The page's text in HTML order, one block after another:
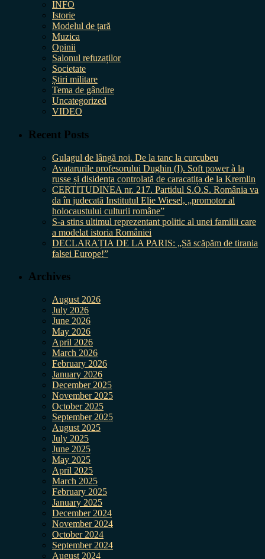
INFO
Istorie
Modelul de țară
Muzica
Opinii
Salonul refuzaților
Societate
Știri militare
Tema de gândire
Uncategorized
VIDEO
Recent Posts
Gulagul de lângă noi. De la tanc la curcubeu
Avatarurile profesorului Dughin (I). Soft power à la
russe și disidența controlată de caracatița de la Kremlin
CERTITUDINEA nr. 217. Partidul S.O.S. România va
da în judecată Institutul Elie Wiesel, „promotor al
holocaustului culturii române”
S-a stins ultimul reprezentant politic al unei familii care
a modelat istoria României
DECLARAȚIA DE LA PARIS: „Să scăpăm de tirania
falsei Europe!”
Archives
August 2026
July 2026
June 2026
May 2026
April 2026
March 2026
February 2026
January 2026
December 2025
November 2025
October 2025
September 2025
August 2025
July 2025
June 2025
May 2025
April 2025
March 2025
February 2025
January 2025
December 2024
November 2024
October 2024
September 2024
August 2024